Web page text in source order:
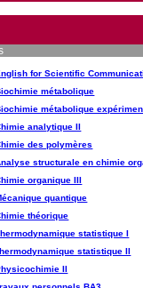
for Scientific
métabolique
métabolique
analytique II
des polymères
structurale en chimie
organique III
quantique
théorique
statistique I
statistique II
II